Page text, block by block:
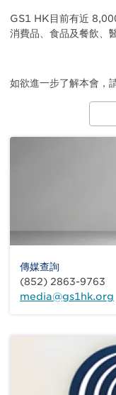
GS1 HK目前有近
消費品、食品及餐飲、
如欲進一步了解本會，
傳媒查詢
(852) 2863-9763
media@gs1hk.org